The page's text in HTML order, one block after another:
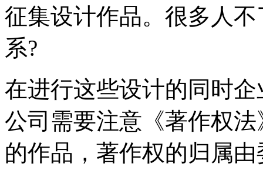
征集设计作品。很多人
系?
在进行这些设计的同时
公司需要注意《著作权
的作品，著作权的归属